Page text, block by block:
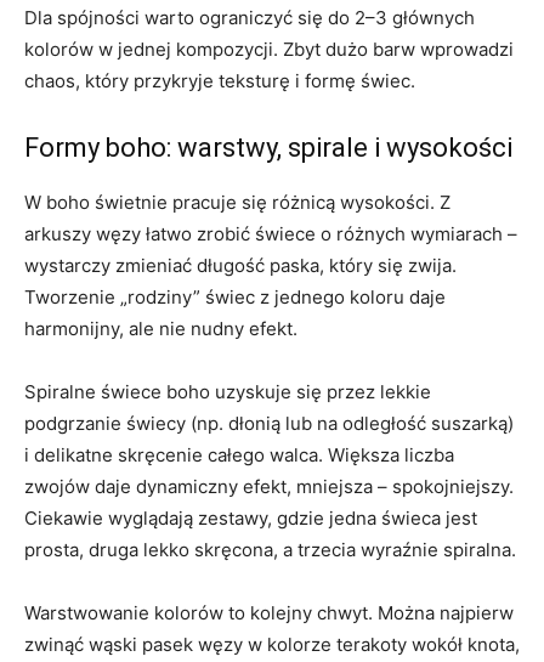
Dla spójności warto ograniczyć się do 2–3 głównych
kolorów w jednej kompozycji. Zbyt dużo barw wprowadzi
chaos, który przykryje teksturę i formę świec.
Formy boho: warstwy, spirale i wysokości
W boho świetnie pracuje się różnicą wysokości. Z
arkuszy węzy łatwo zrobić świece o różnych wymiarach –
wystarczy zmieniać długość paska, który się zwija.
Tworzenie „rodziny” świec z jednego koloru daje
harmonijny, ale nie nudny efekt.
Spiralne świece boho uzyskuje się przez lekkie
podgrzanie świecy (np. dłonią lub na odległość suszarką)
i delikatne skręcenie całego walca. Większa liczba
zwojów daje dynamiczny efekt, mniejsza – spokojniejszy.
Ciekawie wyglądają zestawy, gdzie jedna świeca jest
prosta, druga lekko skręcona, a trzecia wyraźnie spiralna.
Warstwowanie kolorów to kolejny chwyt. Można najpierw
zwinąć wąski pasek węzy w kolorze terakoty wokół knota,